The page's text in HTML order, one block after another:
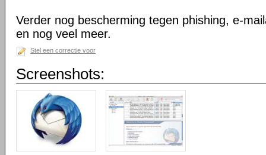
Verder nog bescherming tegen phishing, e-
en nog veel meer.
Stel een correctie voor
Screenshots: